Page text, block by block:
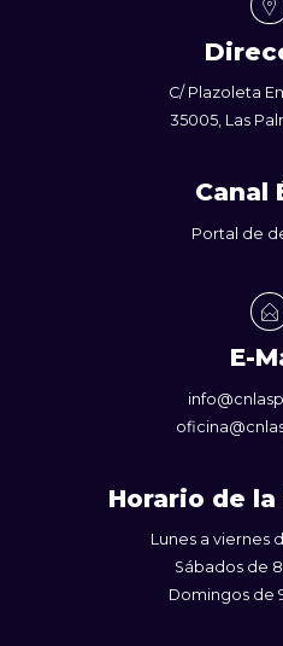
C/ Plazoleta
35005, Las
Canal
Portal de
E-
Horario de
Lunes a viernes
Sábados de
Domingos de